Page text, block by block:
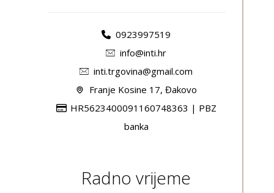
0923997519
info@inti.hr
inti.trgovina@gmail.com
Franje Kosine 17, Đakovo
HR5623400091160748363 | PBZ
banka
Radno vrijeme